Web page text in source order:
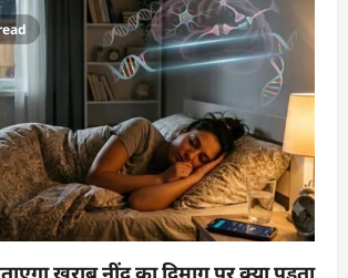
खराब नींद का दिमाग पर क्या पड़ता